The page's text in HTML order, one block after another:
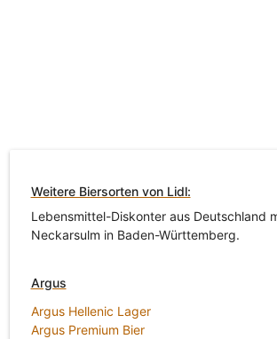
Weitere Biersorten von Lidl:
Lebensmittel-Diskonter aus Deutschland
Neckarsulm in Baden-Württemberg.
Argus
Argus Hellenic Lager
Argus Premium Bier